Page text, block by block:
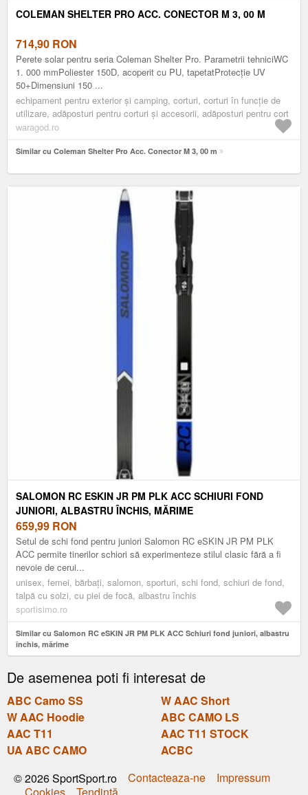
COLEMAN SHELTER PRO ACC. CONECTOR M 3, 00 M
714,90 RON
Perete solar pentru seria Coleman Shelter Pro. Parametrii tehniciWC
1. 000 mmPoliester 150D, acoperit cu PU, tapetatProtecție UV
50+Dimensiuni 150 ...
echipament pentru exterior și camping, corturi, corturi în funcție de
utilizare, adăposturi pentru corturi și accesorii, adăposturi pentru cort
waragod.ro
Similar cu Coleman Shelter Pro Acc. Conector M 3, 00 m
SALOMON RC ESKIN JR PM PLK ACC SCHIURI FOND
JUNIORI, ALBASTRU ÎNCHIS, MĂRIME
659,99 RON
Setul de schi fond pentru juniori Salomon RC eSKIN JR PM PLK
ACC permite tinerilor schiori să experimenteze stilul clasic fără a fi
nevoie de cerui...
unisex, femei, bărbați, salomon, sporturi, schi fond, schiuri de fond,
talpă cu solzi, cu piei de focă, albastru închis
sportisimo.ro
Similar cu Salomon RC eSKIN JR PM PLK ACC Schiuri fond juniori, albastru
închis, mărime
De asemenea poti fi interesat de
ABC Camo SS
W AAC Short
W AAC Hoodie
ABC CAMO LS
AAC T11
AAC T11 STOCK
UA ABC CAMO
ACBC
© 2026 SportSport.ro
Contacteaza-ne
Impressum
Cookies
Tendinţă